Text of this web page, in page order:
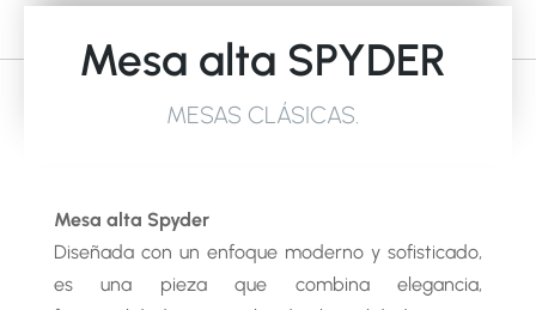
Mesa alta SPYDER
MESAS CLÁSICAS
Mesa alta Spyder
Diseñada con un enfoque moderno y sofisticado,
es una pieza que combina elegancia,